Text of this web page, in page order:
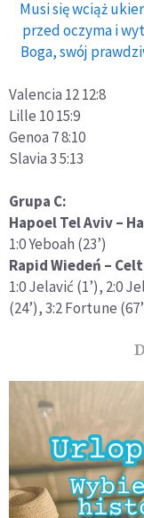
Musi się wciąż
przed oczyma i
Boga, swój
Valencia 12 12:8
Lille 10 15:9
Genoa 7 8:10
Slavia 3 5:13
Grupa C:
Hapoel Tel Aviv –
1:0 Yeboah (23’)
Rapid Wiedeń –
1:0 Jelavić (1’), 2:0
(24’), 3:2 Fortune